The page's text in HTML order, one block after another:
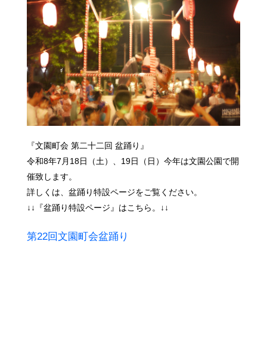
『文園町会 第二十二回 盆踊り』
令和8年7月18日（土）、19日（日）今年は文園公園で開
催致します。
詳しくは、盆踊り特設ページをご覧ください。
↓↓『盆踊り特設ページ』はこちら。↓↓
第22回文園町会盆踊り